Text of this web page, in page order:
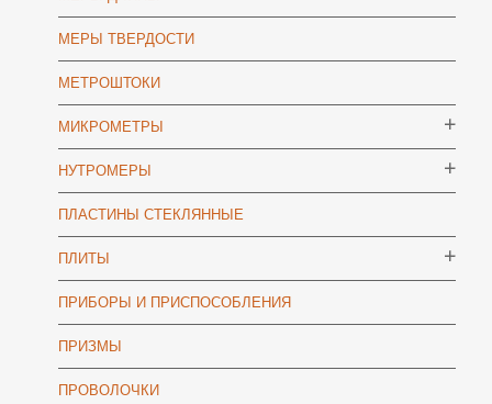
МЕРЫ ТВЕРДОСТИ
МЕТРОШТОКИ
МИКРОМЕТРЫ
НУТРОМЕРЫ
ПЛАСТИНЫ СТЕКЛЯННЫЕ
ПЛИТЫ
ПРИБОРЫ И ПРИСПОСОБЛЕНИЯ
ПРИЗМЫ
ПРОВОЛОЧКИ